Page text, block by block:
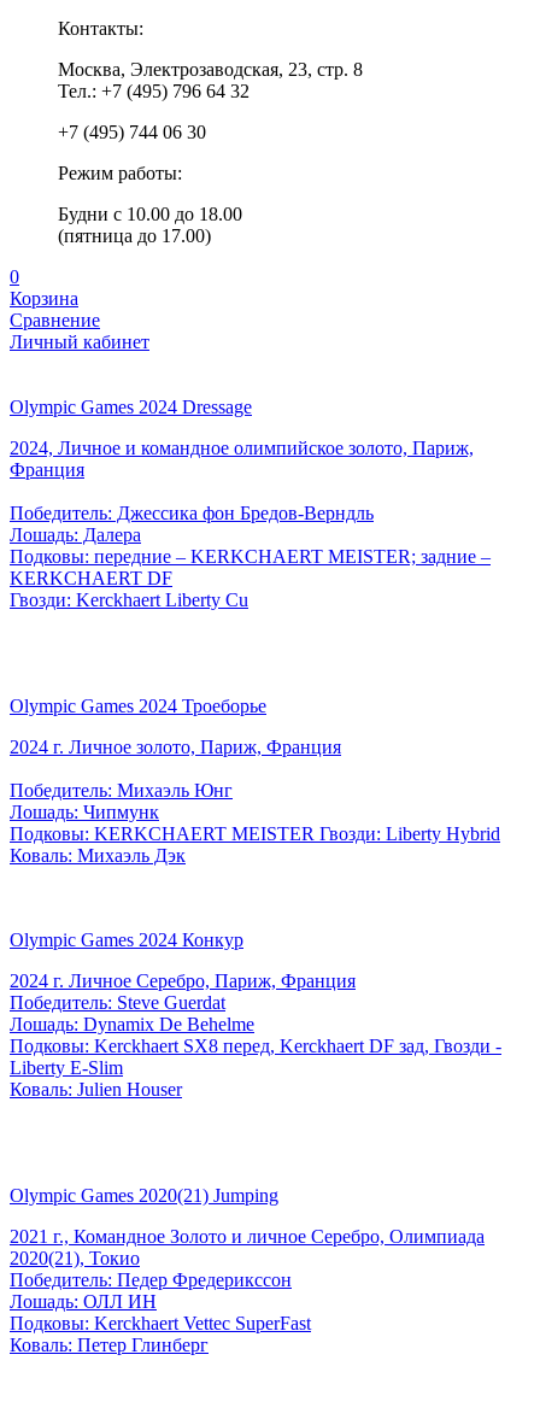
Контакты:
Москва, Электрозаводская, 23, стр. 8
Тел.: +7 (495) 796 64 32
+7 (495) 744 06 30
Режим работы:
Будни с 10.00 до 18.00
(пятница до 17.00)
0
Корзина
Сравнение
Личный кабинет
Olympic Games 2024 Dressage
2024, Личное и командное олимпийское золото, Париж,
Франция
Победитель: Джессика фон Бредов-Верндль
Лошадь: Далера
Подковы: передние – KERKCHAERT MEISTER; задние –
KERKCHAERT DF
Гвозди: Kerckhaert Liberty Cu
Olympic Games 2024 Троеборье
2024 г. Личное золото, Париж, Франция
Победитель: Михаэль Юнг
Лошадь: Чипмунк
Подковы: KERKCHAERT MEISTER Гвозди: Liberty Hybrid
Коваль: Михаэль Дэк
Olympic Games 2024 Конкур
2024 г. Личное Серебро, Париж, Франция
Победитель: Steve Guerdat
Лошадь: Dynamix De Behelme
Подковы: Kerckhaert SX8 перед, Kerckhaert DF зад, Гвозди -
Liberty E-Slim
Коваль: Julien Houser
Olympic Games 2020(21) Jumping
2021 г., Командное Золото и личное Серебро, Олимпиада
2020(21), Токио
Победитель: Педер Фредерикссон
Лошадь: ОЛЛ ИН
Подковы: Kerckhaert Vettec SuperFast
Коваль: Петер Глинберг